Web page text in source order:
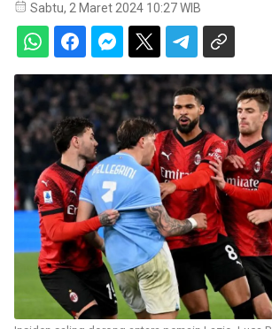
Sabtu, 2 Maret 2024 10:27 WIB